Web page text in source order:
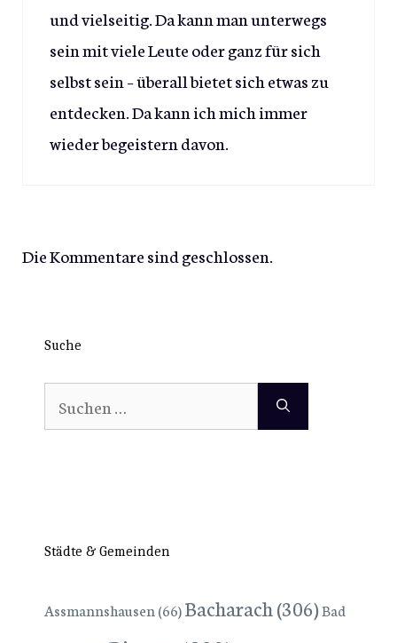
und vielseitig. Da kann man unterwegs
sein mit viele Leute oder ganz für sich
selbst sein – überall bietet sich etwas zu
entdecken. Da kann ich mich immer
wieder begeistern davon.
Die Kommentare sind geschlossen.
Suche
Suchen
nach:
Städte & Gemeinden
Assmannshausen (66)Bacharach(306)Bad